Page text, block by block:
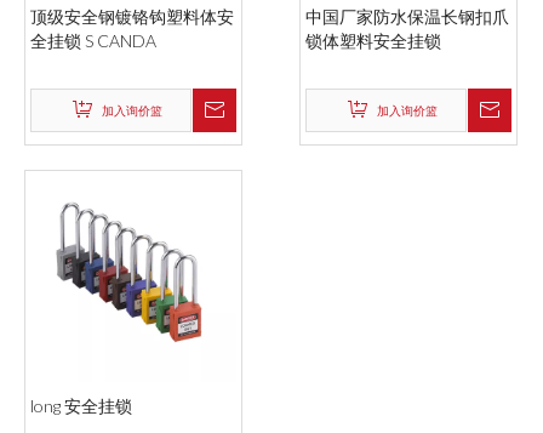
顶级安全钢镀铬钩塑料体安
全挂锁 S CANDA
加入询价篮
中国厂家防水保温长钢扣爪
锁体塑料安全挂锁
加入询价篮
long 安全挂锁